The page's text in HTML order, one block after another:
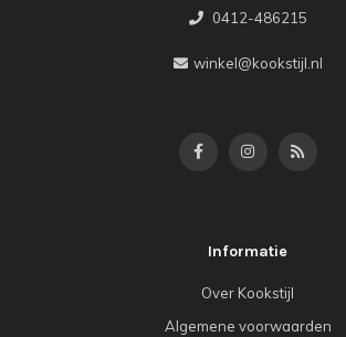
0412-486215
winkel@kookstijl.nl
Informatie
Over Kookstijl
Algemene voorwaarden